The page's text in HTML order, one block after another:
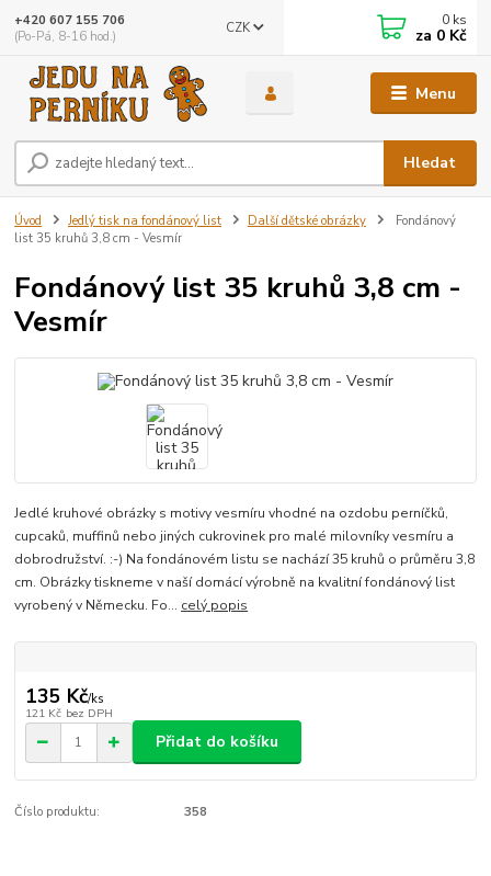
Menu
CZK
Hledat
+420 607 155 706
(Po-Pá, 8-16 hod.)
0 ks
za 0 Kč
Úvod Jedlý tisk na fondánový list Další dětské obrázky
Fondánový
list 35 kruhů 3,8 cm - Vesmír
Fondánový list 35 kruhů 3,8 cm -
Vesmír
Jedlé kruhové obrázky s motivy vesmíru vhodné na ozdobu perníčků,
cupcaků, muffinů nebo jiných cukrovinek pro malé milovníky vesmíru a
dobrodružství. :-) Na fondánovém listu se nachází 35 kruhů o průměru 3,8
cm. Obrázky tiskneme v naší domácí výrobně na kvalitní fondánový list
vyrobený v Německu. Fo... celý popis
135 Kč/ks
121 Kč bez DPH
Přidat do košíku
Číslo produktu: 358